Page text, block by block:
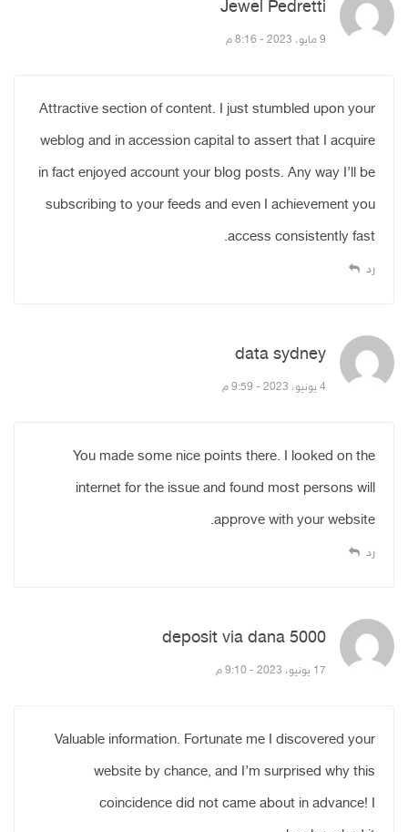
Jewel Pedretti
9 مايو، 2023 - 8:16 م
Attractive section of content. I just stumbled upon your
weblog and in accession capital to assert that I acquire
in fact enjoyed account your blog posts. Any way I’ll be
subscribing to your feeds and even I achievement you
access consistently fast.
رد
data sydney
4 يونيو، 2023 - 9:59 م
You made some nice points there. I looked on the
internet for the issue and found most persons will
approve with your website.
رد
deposit via dana 5000
17 يونيو، 2023 - 9:10 م
Valuable information. Fortunate me I discovered your
website by chance, and I’m surprised why this
coincidence did not came about in advance! I